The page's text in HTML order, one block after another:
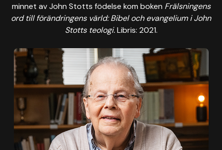
minnet av John Stotts födelse kom boken Frälsningens
ord till förändringens värld: Bibel och evangelium i John
Stotts teologi.Libris: 2021.